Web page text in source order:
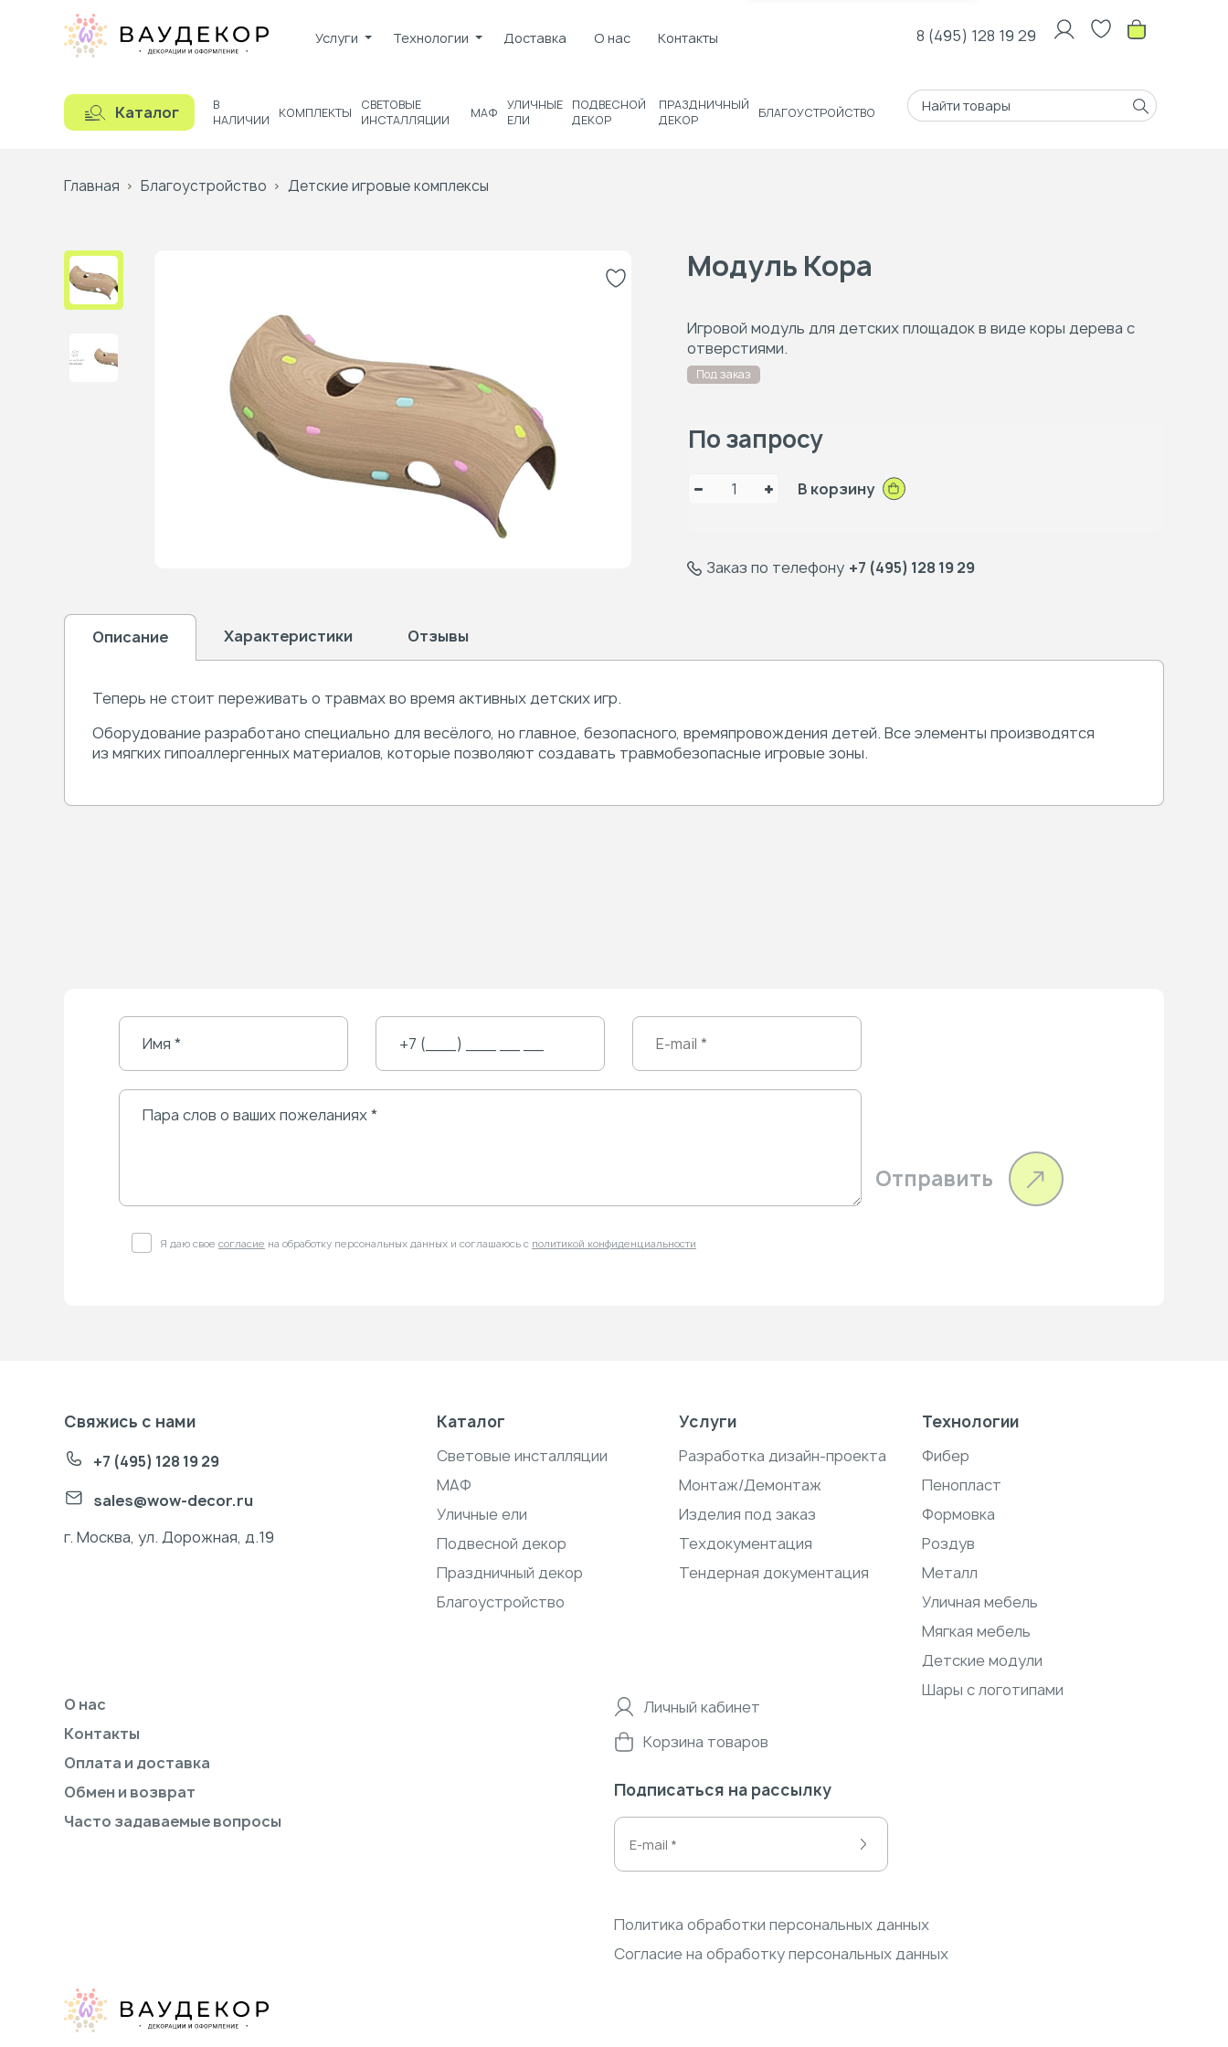
Услуги Технологии Доставка О нас Контакты 8 (495) 128 19 29
Каталог
В
НАЛИЧИИ
КОМПЛЕКТЫ
СВЕТОВЫЕ
ИНСТАЛЛЯЦИИ
МАФ
УЛИЧНЫЕ
ЕЛИ
ПОДВЕСНОЙ
ДЕКОР
ПРАЗДНИЧНЫЙ
ДЕКОР
БЛАГОУСТРОЙСТВО
Главная Благоустройство Детские игровые комплексы
Модуль Кора
Игровой модуль для детских площадок в виде коры дерева с
отверстиями.
Под заказ
По запросу
В корзину
Заказ по телефону +7 (495) 128 19 29
Описание Характеристики Отзывы
Теперь не стоит переживать о травмах во время активных детских игр.
Оборудование разработано специально для весёлого, но главное, безопасного, времяпровождения детей. Все элементы производятся
из мягкихгипоаллергенных материалов, которые позволяют создавать травмобезопасные игровые зоны.
Отправить
Я даю свое согласие на обработку персональных данных и соглашаюсь с политикой конфиденциальности
Свяжись с нами
+7 (495) 128 19 29
sales@wow-decor.ru
г. Москва, ул. Дорожная, д.19
Каталог
Световые инсталляции
МАФ
Уличные ели
Подвесной декор
Праздничный декор
Благоустройство
Услуги
Разработка дизайн-проекта
Монтаж/Демонтаж
Изделия под заказ
Техдокументация
Тендерная документация
Технологии
Фибер
Пенопласт
Формовка
Роздув
Металл
Уличная мебель
Мягкая мебель
Детские модули
Шары с логотипами
О нас
Контакты
Оплата и доставка
Обмен и возврат
Часто задаваемые вопросы
Личный кабинет
Корзина товаров
Подписаться на рассылку
Политика обработки персональных данных
Согласие на обработку персональных данных